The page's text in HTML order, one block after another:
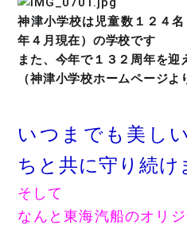
神津小学校は児童数１２４
年４月現在）の学校です
また、今年で１３２周年を迎
（神津小学校ホームページよ
いつまでも美し
ちと共に守り続け
そして
なんと東海汽船のオリ